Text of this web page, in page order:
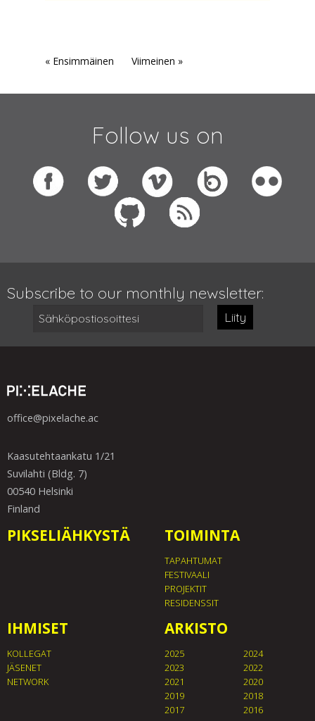
« Ensimmäinen Viimeinen »
Follow us on
Subscribe to our monthly newsletter:
Liity
office@pixelache.ac
Kaasutehtaankatu 1/21
Suvilahti (Bldg. 7)
00540 Helsinki
Finland
PIKSELIÄHKYSTÄ TOIMINTA
TAPAHTUMAT
FESTIVAALI
PROJEKTIT
RESIDENSSIT
IHMISET
KOLLEGAT
JÄSENET
NETWORK
ARKISTO
2025
2024
2023
2022
2021
2020
2019
2018
2017
2016